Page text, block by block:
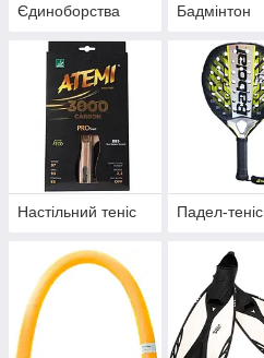
Єдиноборства Бадмінтон
Настільний теніс Падел-теніс